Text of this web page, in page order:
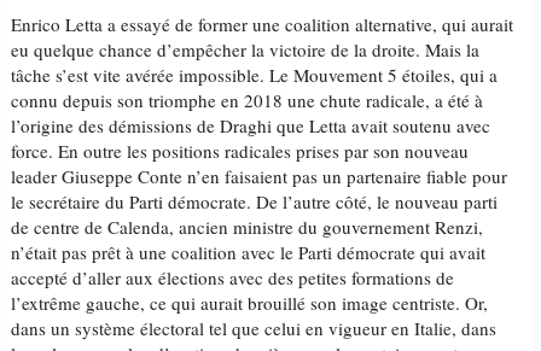
Enrico Letta a essayé de former une coalition alternative, qui aurait
eu quelque chance d’empêcher la victoire de la droite. Mais la
tâche s’est vite avérée impossible. Le Mouvement 5 étoiles, qui a
connu depuis son triomphe en 2018 une chute radicale, a été à
l’origine des démissions de Draghi que Letta avait soutenu avec
force. En outre les positions radicales prises par son nouveau
leader Giuseppe Conte n’en faisaient pas un partenaire fiable pour
le secrétaire du Parti démocrate. De l’autre côté, le nouveau parti
de centre de Calenda, ancien ministre du gouvernement Renzi,
n’était pas prêt à une coalition avec le Parti démocrate qui avait
accepté d’aller aux élections avec des petites formations de
l’extrême gauche, ce qui aurait brouillé son image centriste. Or,
dans un système électoral tel que celui en vigueur en Italie, dans